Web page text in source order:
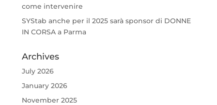
come intervenire
SYStab anche per il 2025 sarà sponsor di DONNE
IN CORSA a Parma
Archives
July 2026
January 2026
November 2025